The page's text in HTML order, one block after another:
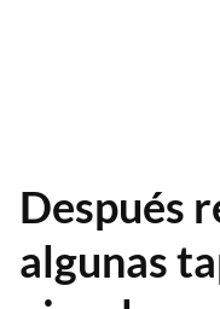
Después
algunas